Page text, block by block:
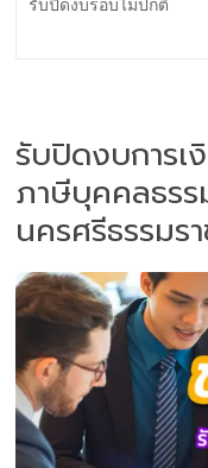
รับปิดงบรอบไม่ปกติ
รับปิดงบการเ
ภาษีบุคคลธรร
นครศรีธรรมร